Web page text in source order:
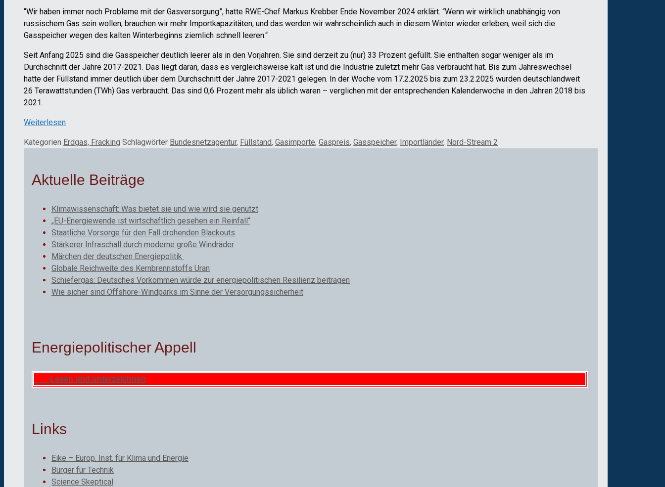
“Wir haben immer noch Probleme mit der Gasversorgung”, hatte RWE-Chef Markus Krebber Ende November 2024 erklärt. “Wenn wir wirklich unabhängig von
russischem Gas sein wollen, brauchen wir mehr Importkapazitäten, und das werden wir wahrscheinlich auch in diesem Winter wieder erleben, weil sich die
Gasspeicher wegen des kalten Winterbeginns ziemlich schnell leeren.“
Seit Anfang 2025 sind die Gasspeicher deutlich leerer als in den Vorjahren. Sie sind derzeit zu (nur) 33 Prozent gefüllt. Sie enthalten sogar weniger als im
Durchschnitt der Jahre 2017-2021. Das liegt daran, dass es vergleichsweise kalt ist und die Industrie zuletzt mehr Gas verbraucht hat. Bis zum Jahreswechsel
hatte der Füllstand immer deutlich über dem Durchschnitt der Jahre 2017-2021 gelegen. In der Woche vom 17.2.2025 bis zum 23.2.2025 wurden deutschlandweit
26 Terawattstunden (TWh) Gas verbraucht. Das sind 0,6 Prozent mehr als üblich waren – verglichen mit der entsprechenden Kalenderwoche in den Jahren 2018 bis
2021.
Weiterlesen
Kategorien Erdgas, Fracking Schlagwörter Bundesnetzagentur, Füllstand, Gasimporte, Gaspreis, Gasspeicher, Importländer, Nord-Stream 2
Aktuelle Beiträge
Klimawissenschaft: Was bietet sie und wie wird sie genutzt
„EU-Energiewende ist wirtschaftlich gesehen ein Reinfall“
Staatliche Vorsorge für den Fall drohenden Blackouts
Stärkerer Infraschall durch moderne große Windräder
Märchen der deutschen Energiepolitik
Globale Reichweite des Kernbrennstoffs Uran
Schiefergas: Deutsches Vorkommen würde zur energiepolitischen Resilienz beitragen
Wie sicher sind Offshore-Windparks im Sinne der Versorgungssicherheit
Energiepolitischer Appell
Lesen und unterzeichnen
Links
Eike – Europ. Inst. für Klima und Energie
Bürger für Technik
Science Skeptical